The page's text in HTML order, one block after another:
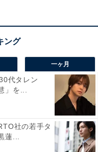
一ヶ月
代タレン
」を...
社の若手タ
蓮...